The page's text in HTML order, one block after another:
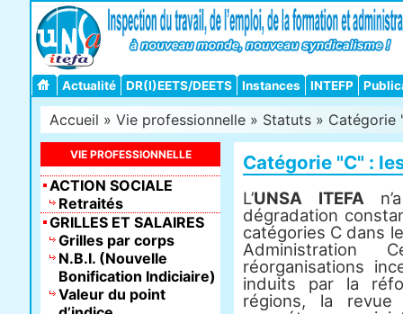
Actualité DR(I)EETS/DEETS Instances INTEFP
Accueil » Vie professionnelle » Statuts » Catégorie
Catégorie "C" :
L’UNSA ITEFA
dégradation
catégories C dans
Administration
réorganisations
induits par la
régions, la
VIE PROFESSIONNELLE
ACTION SOCIALE
Retraités
GRILLES ET SALAIRES
Grilles par corps
N.B.I. (Nouvelle
Bonification Indiciaire)
Valeur du point